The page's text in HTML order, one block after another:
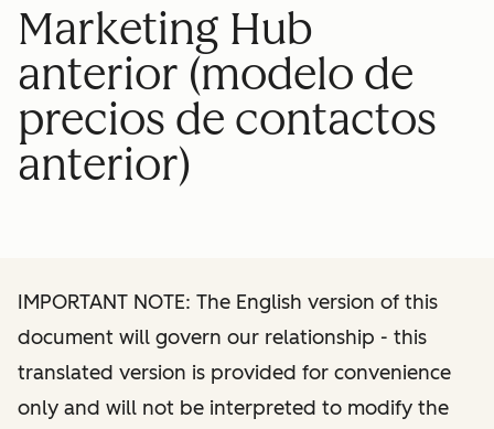
Marketing Hub
anterior (modelo de
precios de contactos
anterior)
IMPORTANT NOTE: The English version of this
document will govern our relationship - this
translated version is provided for convenience
only and will not be interpreted to modify the